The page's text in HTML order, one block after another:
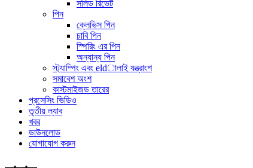
সলিড রিভেট
পিন
ক্লেভিস পিন
চাবি পিন
স্পিরিং এর পিন
অন্যান্য পিন
স্ট্যাম্পিং এবং eldালাই যন্ত্রাংশ
সমাবেশ অংশ
কাস্টমাইজড তারের
প্রসেসিং ভিডিও
তৃতীয় ল্যাব
খবর
ডাউনলোড
যোগাযোগ করুন